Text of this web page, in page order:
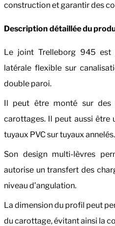
construction et garantir des
Description détaillée du
Le joint Trelleborg 945 est
latérale flexible sur
double paroi.
Il peut être monté sur des
carottages. Il peut aussi être
tuyaux PVC sur tuyaux annelés.
Son design multi-lèvres
autorise un transfert des
niveau d’angulation.
La dimension du profil peut
du carottage, évitant ainsi la